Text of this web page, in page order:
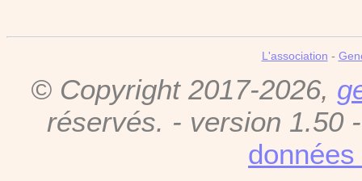
L'association -
© Copyright 2017-2026,
réservés. - version 1.50